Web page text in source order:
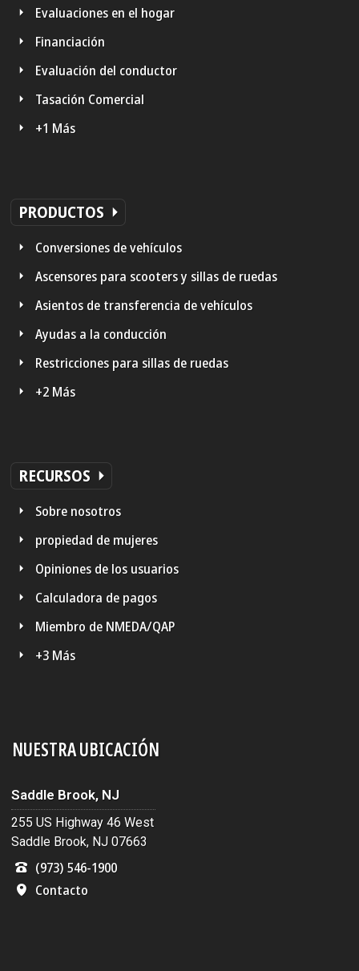
Evaluaciones en el hogar
Financiación
Evaluación del conductor
Tasación Comercial
+1 Más
PRODUCTOS
Conversiones de vehículos
Ascensores para scooters y sillas de ruedas
Asientos de transferencia de vehículos
Ayudas a la conducción
Restricciones para sillas de ruedas
+2 Más
RECURSOS
Sobre nosotros
propiedad de mujeres
Opiniones de los usuarios
Calculadora de pagos
Miembro de NMEDA/QAP
+3 Más
NUESTRA UBICACIÓN
Saddle Brook, NJ
255 US Highway 46 West
Saddle Brook, NJ 07663
(973) 546-1900
Contacto